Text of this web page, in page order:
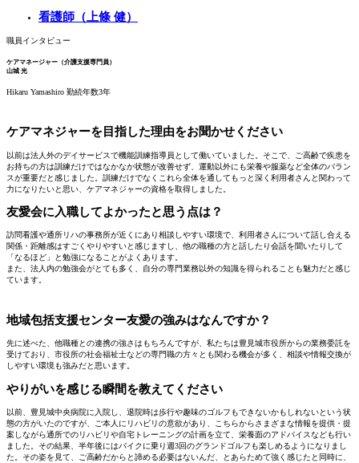
看護師（上條 健）
職員インタビュー
ケアマネージャー（介護支援専門員）
山城 光
Hikaru Yamashiro 勤続年数3年
ケアマネジャーを目指した理由をお聞かせください
以前は法人外のデイサービスで機能訓練指導員として働いていました。そこで、ご高齢で疾患を
お持ちの方は訓練だけではなかなか状態が改善せず、運動以外にも栄養や服薬など全体のバラン
スが重要だと感じました。訓練だけでなくこれら全体を通してもっと深く利用者さんと関わって
力になりたいと思い、ケアマネジャーの資格を取得しました。
友愛会に入職してよかったと思う点は？
訪問看護や通所リハの事務所が近くにあり相談しやすい環境で、利用者さんについて話し合える
関係・距離感はすごくやりやすいと感じますし、他の職種の方と話したり会話を聞いたりして
「なるほど」と勉強になることがよくあります。
また、法人内の勉強会がとても多く、自分の専門業務以外の知識を得られることも魅力だと感じ
ています。
地域包括支援センター友愛の強みはなんですか？
先に述べた、他職種との連携の強さはもちろんですが、私たちは豊見城市役所からの業務委託を
受けており、市役所の社会福祉士などの専門職の方々とも関わる機会が多く、相談や情報交換が
しやすい環境も強みだと思います。
やりがいを感じる瞬間を教えてください
以前、豊見城中央病院に入院し、退院時は歩行や趣味のゴルフもできないかもしれないという状
態の方がいたのですが、ご本人にリハビリの意欲があり、こちらからさまざまな情報を提供・提
案しながら通所でのリハビリや自宅トレーニングの計画を立て、栄養面のアドバイスなども行い
ました。その結果、半年後にはバイクに乗り週3回のグランドゴルフも楽しめるようになりまし
た。その姿を見て、ご高齢だからと諦める必要はないんだ、とあらためて強く感じたと同時に、